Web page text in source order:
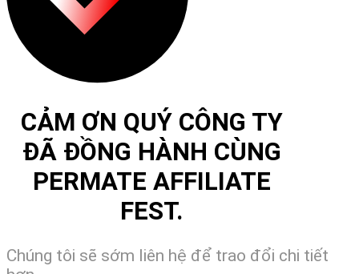
CẢM ƠN QUÝ CÔNG TY
ĐÃ ĐỒNG HÀNH CÙNG
PERMATE AFFILIATE
FEST.
Chúng tôi sẽ sớm liên hệ để trao đổi chi tiết